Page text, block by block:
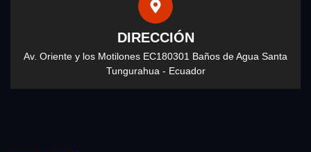
DIRECCIÓN
Av. Oriente y los Motilones EC180301 Baños de Agua Santa
Tungurahua - Ecuador